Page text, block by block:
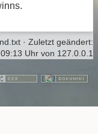
· Zuletzt geändert:
Uhr von 127.0.0.1